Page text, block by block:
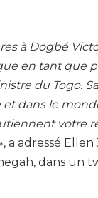
à Dogbé
en tant que
du Togo.
dans le
votre
a adressé Ellen
dans un